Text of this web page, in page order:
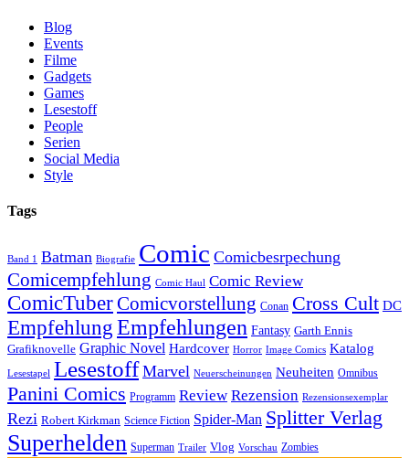
Blog
Events
Filme
Gadgets
Games
Lesestoff
People
Serien
Social Media
Style
Tags
Band 1 Batman Biografie Comic Comicbesrpechung
Comicempfehlung Comic Haul Comic Review
ComicTuberComicvorstellung Conan Cross Cult DC
Empfehlung Empfehlungen Fantasy Garth Ennis
Grafiknovelle Graphic Novel Hardcover Horror Image Comics Katalog
Lesestapel Lesestoff Marvel Neuerscheinungen Neuheiten Omnibus
Panini Comics Programm Review Rezension Rezensionsexemplar
Rezi Robert Kirkman Science Fiction Spider-Man Splitter Verlag
Superhelden Superman Trailer Vlog Vorschau Zombies